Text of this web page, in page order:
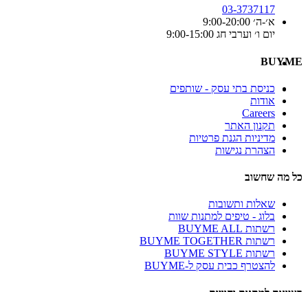
03-3737117
א׳-ה׳ 9:00-20:00
יום ו׳ וערבי חג 9:00-15:00
BUYME
כניסת בתי עסק - שותפים
אודות
Careers
תקנון האתר
מדיניות הגנת פרטיות
הצהרת נגישות
כל מה שחשוב
שאלות ותשובות
בלוג - טיפים למתנות שוות
רשתות BUYME ALL
רשתות BUYME TOGETHER
רשתות BUYME STYLE
להצטרף כבית עסק ל-BUYME